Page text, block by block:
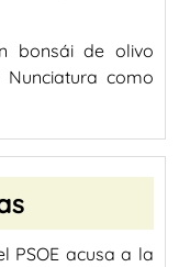
bonsái de olivo
como
PSOE acusa a la